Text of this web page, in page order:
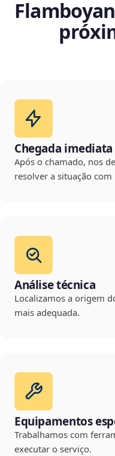
Chegada imediata
Após o chamado, nos
resolver a situação com
Análise técnica
Localizamos a origem
mais adequada.
Equipamentos
Trabalhamos com
executar o serviço.